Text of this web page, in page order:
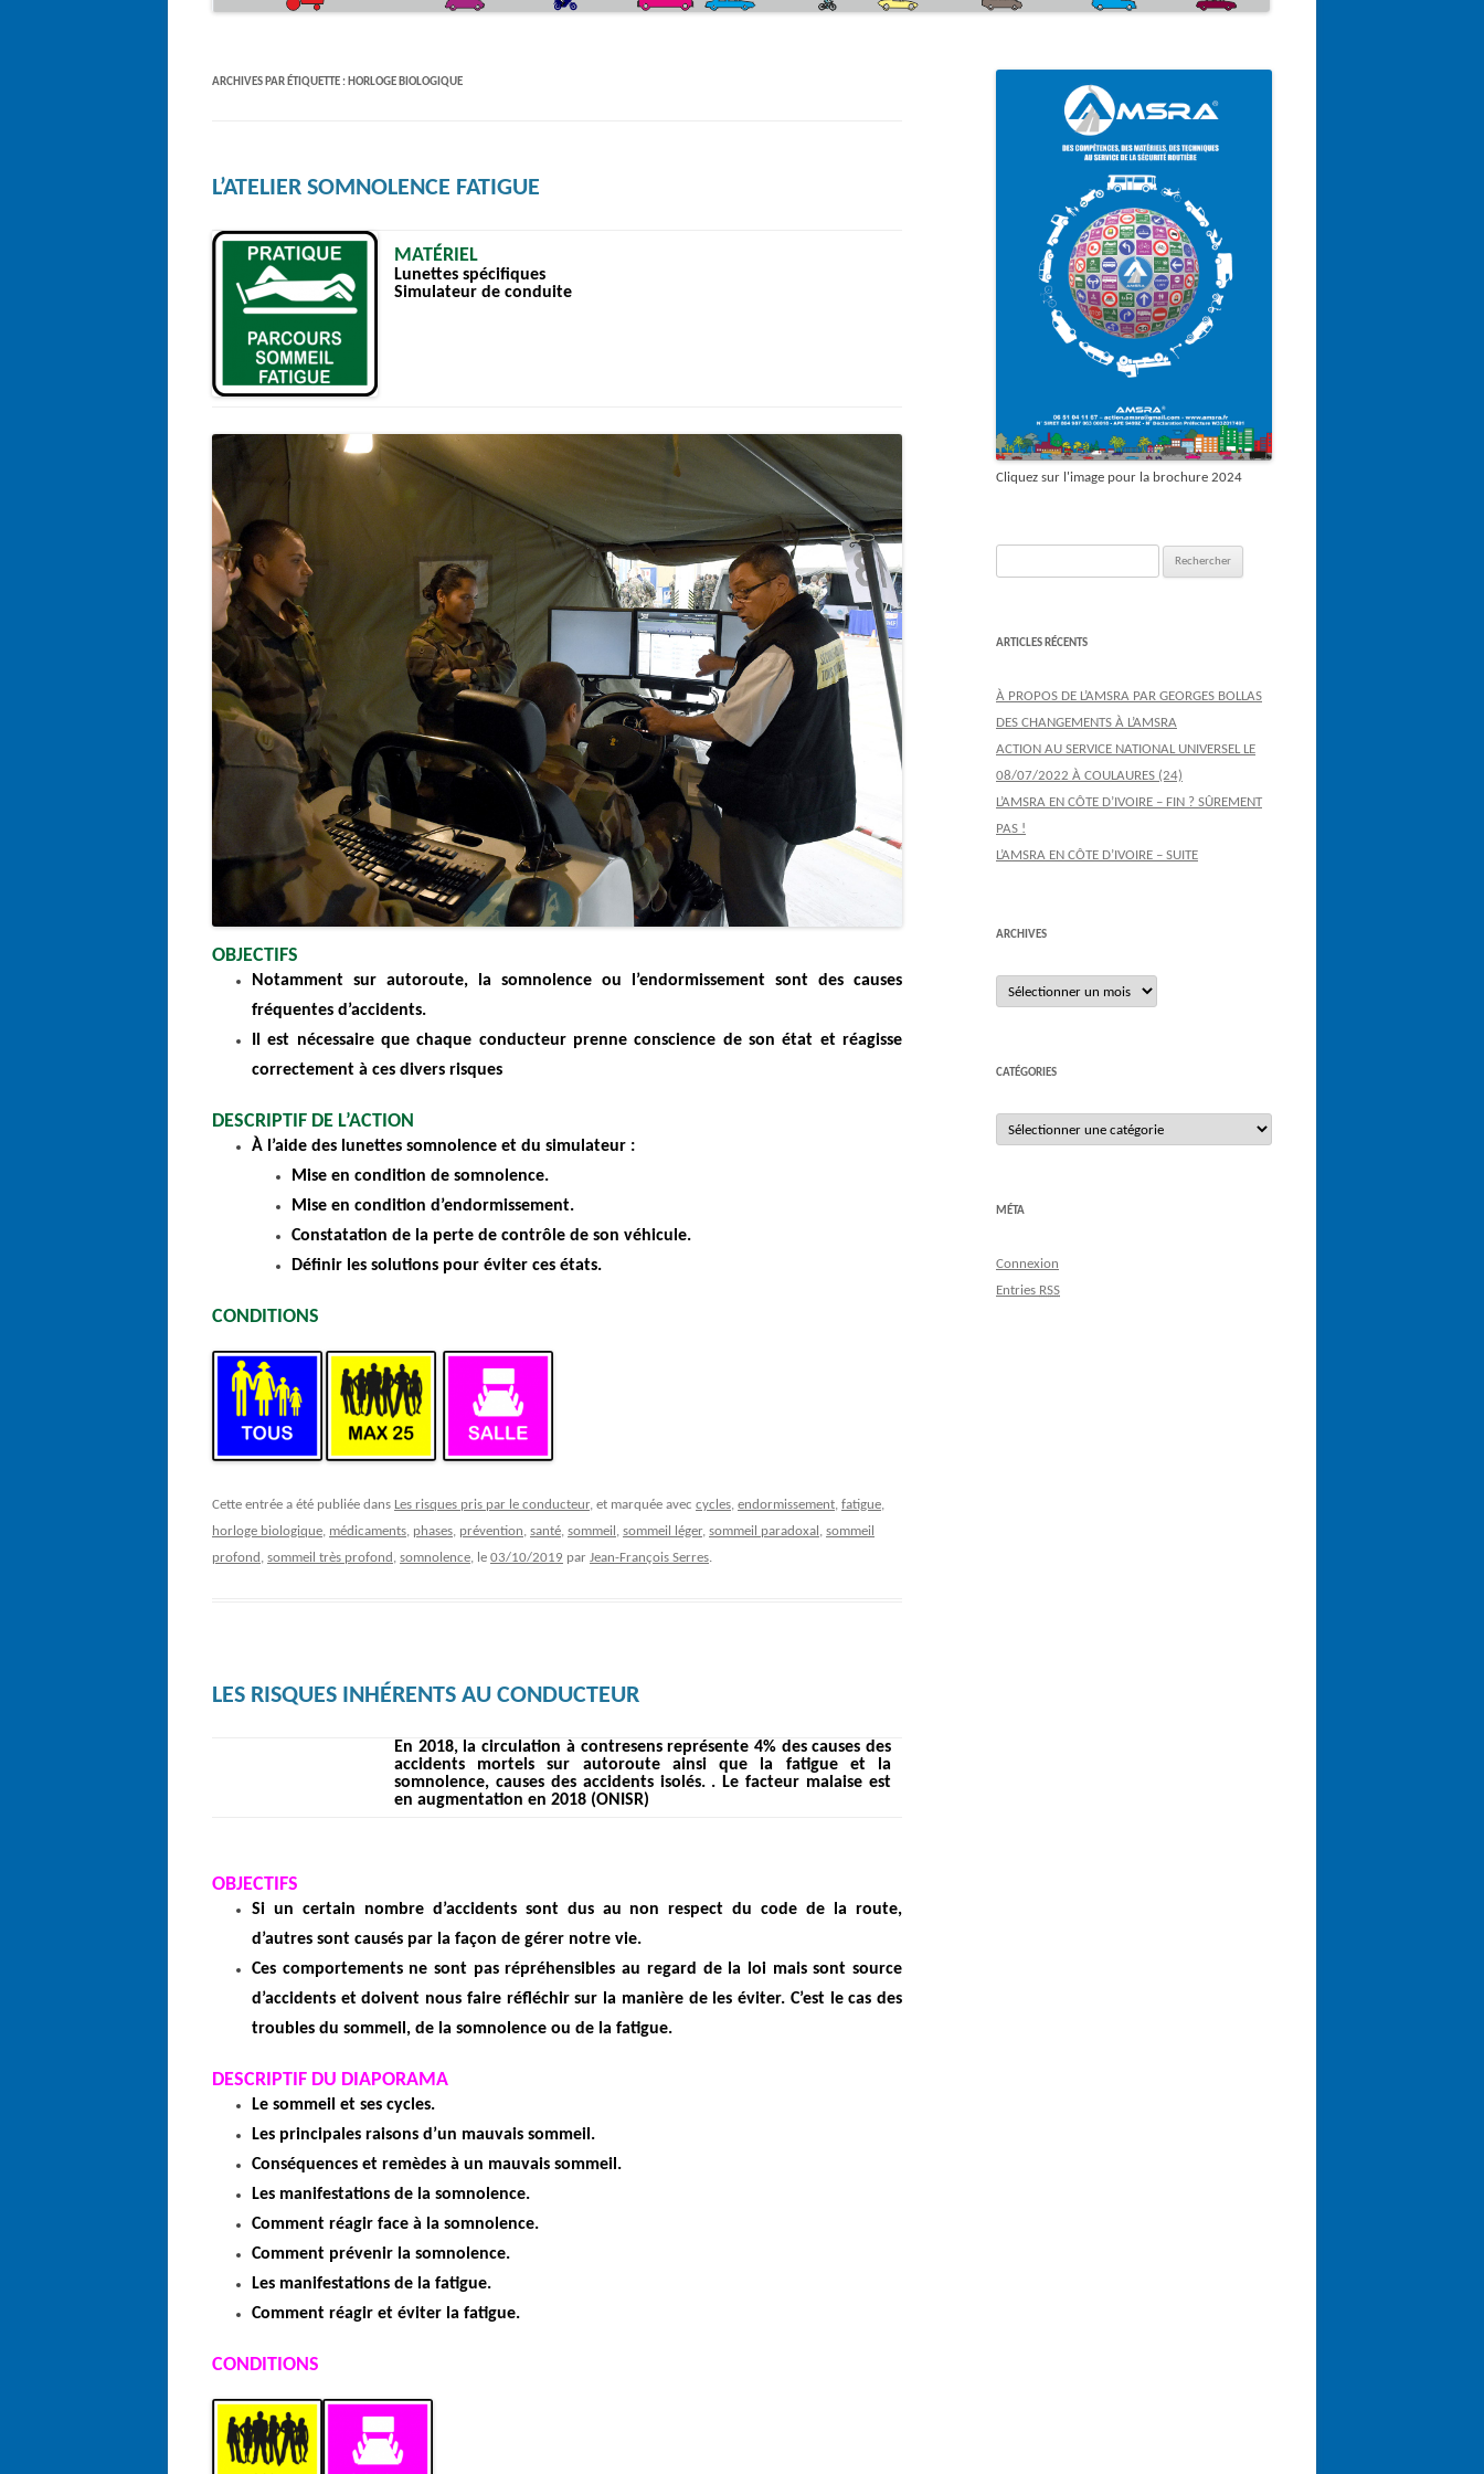
ARCHIVES PAR ÉTIQUETTE : HORLOGE BIOLOGIQUE
L’ATELIER SOMNOLENCE FATIGUE
MATÉRIEL
Lunettes spécifiques
Simulateur de conduite
OBJECTIFS
Notamment sur autoroute, la somnolence ou l’endormissement sont des causes
fréquentes d’accidents.
Il est nécessaire que chaque conducteur prenne conscience de son état et réagisse
correctement à ces divers risques
DESCRIPTIF DE L’ACTION
À l’aide des lunettes somnolence et du simulateur :
Mise en condition de somnolence.
Mise en condition d’endormissement.
Constatation de la perte de contrôle de son véhicule.
Définir les solutions pour éviter ces états.
CONDITIONS
Cette entrée a été publiée dans Les risques pris par le conducteur, et marquée avec cycles, endormissement, fatigue,
horloge biologique, médicaments, phases, prévention, santé, sommeil , sommeil léger, sommeil paradoxal , sommeil
profond , sommeil très profond , somnolence, le 03/10/2019 par Jean-François Serres.
LES RISQUES INHÉRENTS AU CONDUCTEUR
En 2018, la circulation à contresens représente 4% des causes des
accidents mortels sur autoroute ainsi que la fatigue et la
somnolence, causes des accidents isolés. . Le facteur malaise est
en augmentation en 2018 (ONISR)
OBJECTIFS
Si un certain nombre d’accidents sont dusau non respect du code de la route,
d’autres sont causés par la façon de gérer notre vie.
Ces comportements ne sont pas répréhensibles au regard de la loi mais sont source
d’accidents et doivent nous faire réfléchir sur la manière de les éviter. C’est le cas des
troubles du sommeil, de la somnolence ou de la fatigue.
DESCRIPTIF DU DIAPORAMA
Le sommeil et ses cycles.
Les principales raisons d’un mauvais sommeil.
Conséquences et remèdes à un mauvais sommeil.
Les manifestations de la somnolence.
Comment réagir face à la somnolence.
Comment prévenir la somnolence.
Les manifestations de la fatigue.
Comment réagir et éviter la fatigue.
CONDITIONS
Cliquez sur l'image pour la brochure 2024
ARTICLES RÉCENTS
À PROPOS DE L’AMSRA PAR GEORGES BOLLAS
DES CHANGEMENTS À L’AMSRA
ACTION AU SERVICE NATIONAL UNIVERSEL LE
08/07/2022 À COULAURES (24)
L’AMSRA EN CÔTE D’IVOIRE – FIN ? SÛREMENT
PAS !
L’AMSRA EN CÔTE D’IVOIRE – SUITE
ARCHIVES
Archives
CATÉGORIES
Catégories
MÉTA
Connexion
Entries RSS